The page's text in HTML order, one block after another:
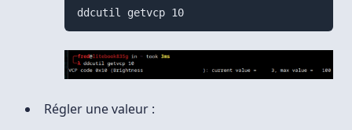
ddcutil getvcp 10
Régler une valeur :